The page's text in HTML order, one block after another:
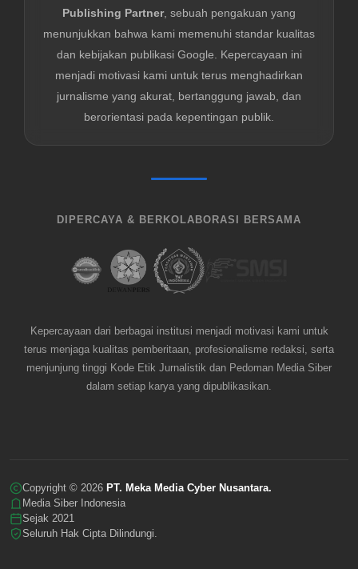
Publishing Partner, sebuah pengakuan yang
menunjukkan bahwa kami memenuhi standar kualitas
dan kebijakan publikasi Google. Kepercayaan ini
menjadi motivasi kami untuk terus menghadirkan
jurnalisme yang akurat, bertanggung jawab, dan
berorientasi pada kepentingan publik.
DIPERCAYA & BERKOLABORASI BERSAMA
Kepercayaan dari berbagai institusi menjadi motivasi kami untuk
terus menjaga kualitas pemberitaan, profesionalisme redaksi, serta
menjunjung tinggi Kode Etik Jurnalistik dan Pedoman Media Siber
dalam setiap karya yang dipublikasikan.
Copyright © 2026 PT. Meka Media Cyber Nusantara.
Media Siber Indonesia
Sejak 2021
Seluruh Hak Cipta Dilindungi.